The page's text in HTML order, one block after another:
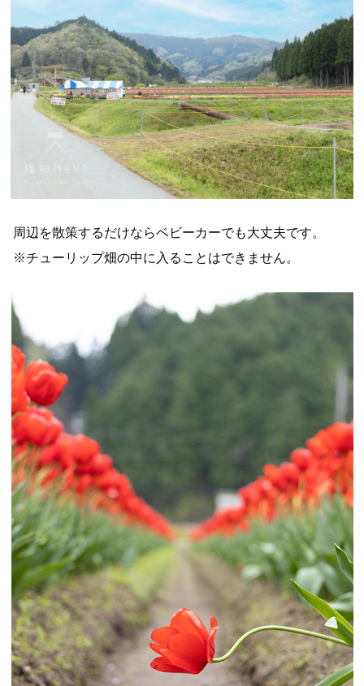
周辺を散策するだけならベビーカーでも大丈夫です。
※チューリップ畑の中に入ることはできません。